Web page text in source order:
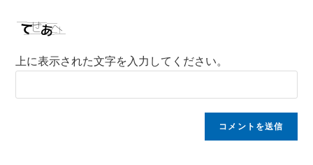
上に表示された文字を入力してください。